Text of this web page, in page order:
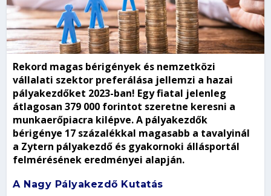
Rekord magas bérigények és nemzetközi
vállalati szektor preferálása jellemzi a hazai
pályakezdőket 2023-ban! Egy fiatal jelenleg
átlagosan 379 000 forintot szeretne keresni a
munkaerőpiacra kilépve. A pályakezdők
bérigénye 17 százalékkal magasabb a tavalyinál
a Zytern pályakezdő és gyakornoki állásportál
felmérésének eredményei alapján.
A Nagy Pályakezdő Kutatás